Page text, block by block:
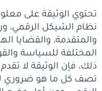
تحتوي الوثيقة على
نظام الشيكل الرقمي،
والمتقدمة، والقضايا
المختلفة للسياسة
ذلك، فإن الوثيقة لا
تصف كل ما هو ضروري